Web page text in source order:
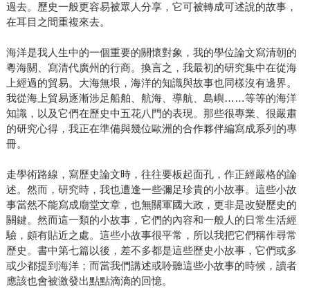
過去。歷史一般更容易被眾人分享，它可被轉成可述說的故事，
在耳目之間重複來去。
海洋是我人生中的一個重要的關懷對象，我的學位論文寫清朝的
粵海關、寫清代廣州的行商。換言之，我最初的研究集中在從海
上經過的貿易。大海無垠，海洋的知識與故事也同樣沒有邊界。
我從海上貿易逐漸涉足船舶、航海、導航、島嶼……等等的海洋
知識，以及它們在歷史中五花八門的表現。那些很專業、很嚴肅
的研究心得，我正在準備與幾位歐洲的合作夥伴編寫成系列的專
冊。
走學術路線，寫歷史論文時，往往要板起面孔，作正經嚴格的論
述。然而，研究時，我也遭逢一些彌足珍貴的小故事。這些小故
事當然不能寫成廟堂文章，也無關軍國大政，更非是改變歷史的
關鍵。然而這一類的小故事，它們的內容和一般人的日常生活經
驗，頗有貼近之處。這些小故事很平常，所以我把它們稱作尋常
歷史。書中第七篇以後，差不多都是這些歷史小故事，它們或多
或少都提到海洋；而當我們講述或聆聽這些小故事的時候，讀者
應該也會被激發出點點滴滴的回憶。